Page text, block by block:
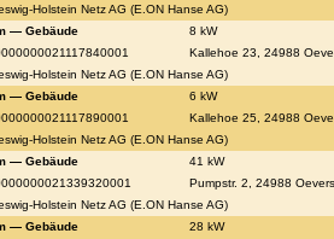
Holstein Netz AG (E.ON Hanse AG)
— Gebäude
8 kW
Kallehoe 23, 24988
Holstein Netz AG (E.ON Hanse AG)
— Gebäude
6 kW
Kallehoe 25, 24988
Holstein Netz AG (E.ON Hanse AG)
— Gebäude
41 kW
Pumpstr. 2, 24988
Holstein Netz AG (E.ON Hanse AG)
— Gebäude
28 kW